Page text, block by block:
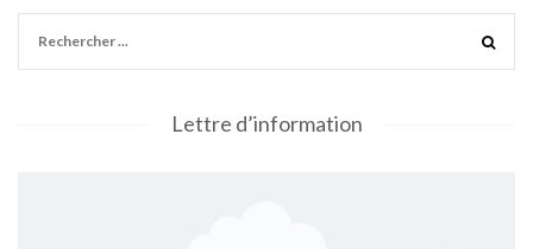
Lettre d’information